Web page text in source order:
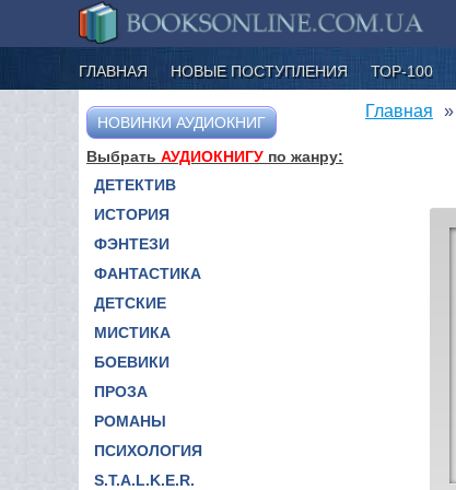
ГЛАВНАЯ НОВЫЕ ПОСТУПЛЕНИЯ ТОР-100
НОВИНКИ АУДИОКНИГ
Выбрать АУДИОКНИГУ по жанру:
ДЕТЕКТИВ
ИСТОРИЯ
ФЭНТЕЗИ
ФАНТАСТИКА
ДЕТСКИЕ
МИСТИКА
БОЕВИКИ
ПРОЗА
РОМАНЫ
ПСИХОЛОГИЯ
S.T.A.L.K.E.R.
Главная